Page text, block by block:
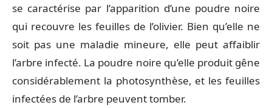
se caractérise par l’apparition d’une poudre noire
qui recouvre les feuilles de l’olivier. Bien qu’elle ne
soit pas une maladie mineure, elle peut affaiblir
l’arbre infecté. La poudre noire qu’elle produit gêne
considérablement la photosynthèse, et les feuilles
infectées de l’arbre peuvent tomber.